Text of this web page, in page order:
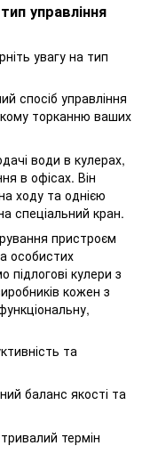
управління
увагу на тип
спосіб управління
торканню ваших
води в кулерах,
в офісах. Він
ходу та однією
спеціальний кран.
пристроєм
особистих
кулери з
кожен з
та
баланс якості та
термін